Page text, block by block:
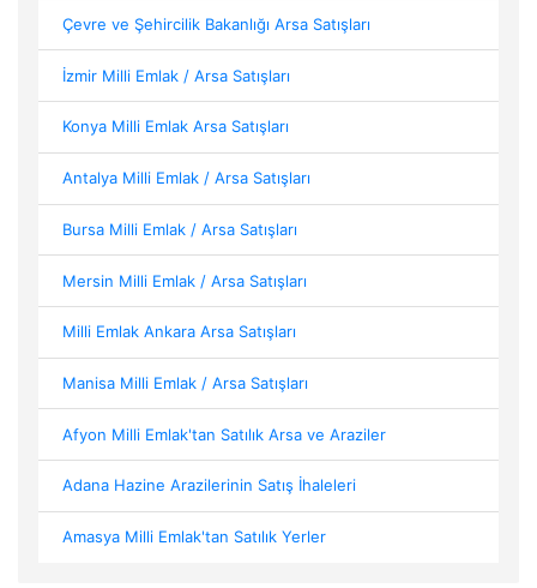
Çevre ve Şehircilik Bakanlığı Arsa Satışları
İzmir Milli Emlak / Arsa Satışları
Konya Milli Emlak Arsa Satışları
Antalya Milli Emlak / Arsa Satışları
Bursa Milli Emlak / Arsa Satışları
Mersin Milli Emlak / Arsa Satışları
Milli Emlak Ankara Arsa Satışları
Manisa Milli Emlak / Arsa Satışları
Afyon Milli Emlak'tan Satılık Arsa ve Araziler
Adana Hazine Arazilerinin Satış İhaleleri
Amasya Milli Emlak'tan Satılık Yerler